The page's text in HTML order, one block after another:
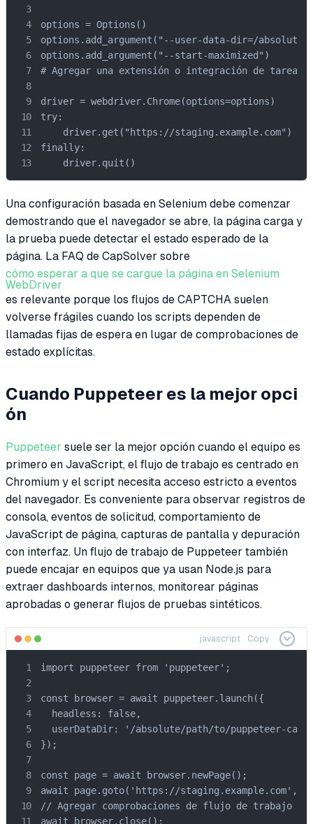
options = Options()
options.add_argument("--user-data-dir=/
options.add_argument("--start-maximized")
# Agregar una extensión o integración de tarea
driver = webdriver.Chrome(options=options)
try:
    driver.get("https://staging.example.com")
finally:
    driver.quit()
Una configuración basada en Selenium debe comenzar
demostrando que el navegador se abre, la página carga y
la prueba puede detectar el estado esperado de la
página. La FAQ de CapSolver sobre
cómo esperar a que se cargue la página en Selenium
WebDriver
es relevante porque los flujos de CAPTCHA suelen
volverse frágiles cuando los scripts dependen de
llamadas fijas de espera en lugar de comprobaciones de
estado explícitas.
Cuando Puppeteer es la mejor opci
ón
Puppeteer suele ser la mejor opción cuando el equipo es
primero en JavaScript, el flujo de trabajo es centrado en
Chromium y el script necesita acceso estricto a eventos
del navegador. Es conveniente para observar registros de
consola, eventos de solicitud, comportamiento de
JavaScript de página, capturas de pantalla y depuración
con interfaz. Un flujo de trabajo de Puppeteer también
puede encajar en equipos que ya usan Node.js para
extraer dashboards internos, monitorear páginas
aprobadas o generar flujos de pruebas sintéticos.
javascript Copy
import puppeteer from 'puppeteer';
const browser = await puppeteer.launch({
  headless: false,
userDataDir: '/absolute/path/to/puppeteer-
});
const page = await browser.newPage();
await page.goto('https://
// Agregar comprobaciones de flujo de trabajo de
await browser.close();